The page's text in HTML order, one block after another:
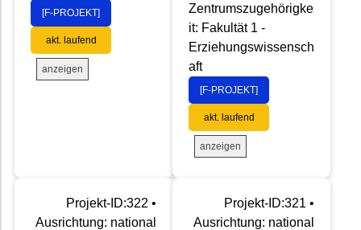
[F-PROJEKT]
akt. laufend
anzeigen
Zentrumszugehörigke
it: Fakultät 1 -
Erziehungswissensch
aft
[F-PROJEKT]
akt. laufend
anzeigen
Projekt-ID:322 •
Ausrichtung: national
Projekt-ID:321 •
Ausrichtung: national